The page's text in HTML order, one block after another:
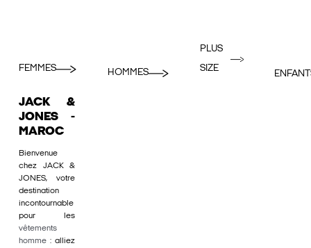
FEMMES HOMMES
PLUS
SIZE
JACK &
JONES -
MAROC
Bienvenue
chez JACK &
JONES, votre
destination
incontournable
pour les
vêtements
homme : alliez